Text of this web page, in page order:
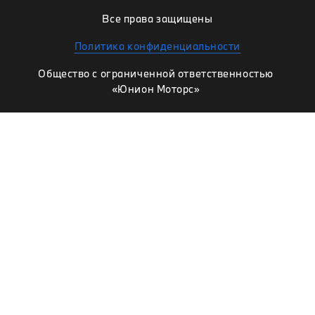
Все права защищены
Политика конфиденциальности
Общество с ограниченной ответственностью
«Юнион Моторс»